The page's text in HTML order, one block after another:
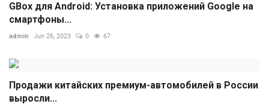
GBox для Android: Установка приложений Google на
смартфоны...
admin Jun 26, 2023 0 67
Продажи китайских премиум-автомобилей в России
выросли...